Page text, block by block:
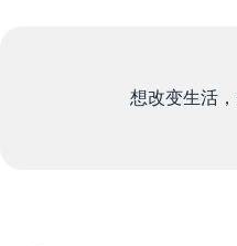
想改变生活